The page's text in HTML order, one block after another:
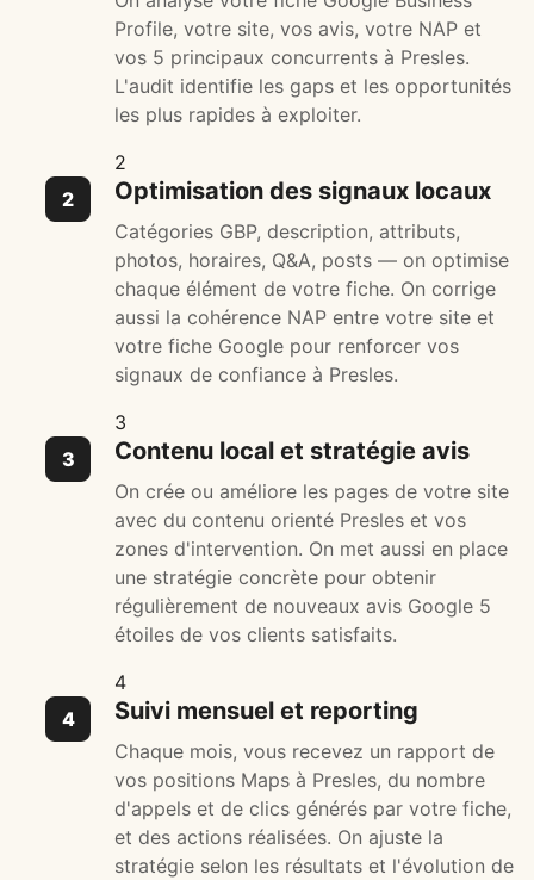
Profile, votre site, vos avis, votre NAP et
vos 5 principaux concurrents à Presles.
L'audit identifie les gaps et les opportunités
les plus rapides à exploiter.
2
Optimisation des signaux locaux
Catégories GBP, description, attributs,
photos, horaires, Q&A, posts — on optimise
chaque élément de votre fiche. On corrige
aussi la cohérence NAP entre votre site et
votre fiche Google pour renforcer vos
signaux de confiance à Presles.
3
Contenu local et stratégie avis
On crée ou améliore les pages de votre site
avec du contenu orienté Presles et vos
zones d'intervention. On met aussi en place
une stratégie concrète pour obtenir
régulièrement de nouveaux avis Google 5
étoiles de vos clients satisfaits.
4
Suivi mensuel et reporting
Chaque mois, vous recevez un rapport de
vos positions Maps à Presles, du nombre
d'appels et de clics générés par votre fiche,
et des actions réalisées. On ajuste la
stratégie selon les résultats et l'évolution de